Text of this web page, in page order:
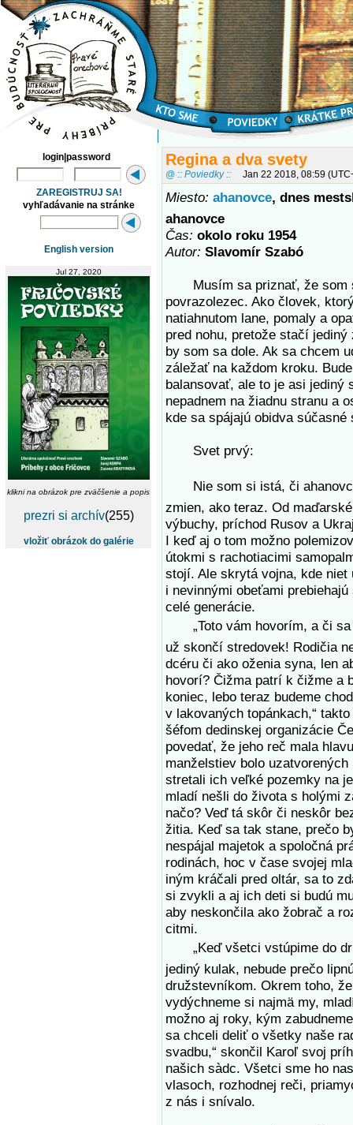
login|password
ZAREGISTRUJ SA!
vyhľadávanie na stránke
English version
Jul 27, 2020
klikni na obrázok pre zväčšenie a popis
prezri si archív(255)
vložiť obrázok do galérie
Regina a dva svety
@ :: Poviedky :: Jan 22 2018, 08:59
Miesto: ahanovce, dnes
ahanovce
Čas: okolo roku 1954
Autor: Slavomír Szabó
Musím sa priznať, že som
povrazolezec. Ako človek,
natiahnutom lane, pomaly a
pred nohu, pretože stačí
by som sa dole. Ak sa chcem
záležať na každom kroku.
balansovať, ale to je asi jediný
nepadnem na žiadnu stranu a
kde sa spájajú obidva súčasné
Svet prvý:
Nie som si istá, či
zmien, ako teraz. Od
výbuchy, príchod Rusov a
I keď aj o tom možno
útokmi s rachotiacimi
stojí. Ale skrytá vojna, kde niet
i nevinnými obeťami
celé generácie.
„Toto vám hovorím, a či sa
už skončí stredovek! Rodičia
dcéru či ako oženia syna, len
hovorí? Čižma patrí k čižme a
koniec, lebo teraz budeme
v lakovaných topánkach,“
šéfom dedinskej organizácie
povedať, že jeho reč mala
manželstiev bolo
stretali ich veľké pozemky na
mladí nešli do života s holými
načo? Veď tá skôr či neskôr
žitia. Keď sa tak stane, prečo
nespájal majetok a spoločná
rodinách, hoc v čase svojej
iným kráčali pred oltár, sa to
si zvykli a aj ich deti si budú
aby neskončila ako žobrač a
citmi.
„Keď všetci vstúpime do
jediný kulak, nebude prečo
družstevníkom. Okrem toho,
vydýchneme si najmä my,
možno aj roky, kým
sa chceli deliť o všetky naše
svadbu,“ skončil Karoľ svoj
našich sàdc. Všetci sme ho
vlasoch, rozhodnej reči,
z nás i snívalo.